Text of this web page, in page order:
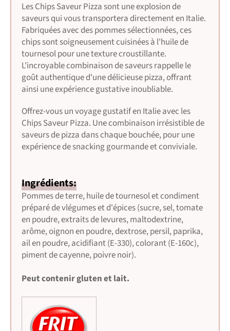
Les Chips Saveur Pizza sont une explosion de
saveurs qui vous transportera directement en Italie.
Fabriquées avec des pommes sélectionnées, ces
chips sont soigneusement cuisinées à l'huile de
tournesol pour une texture croustillante.
L'incroyable combinaison de saveurs rappelle le
goût authentique d'une délicieuse pizza, offrant
ainsi une expérience gustative inoubliable.
Offrez-vous un voyage gustatif en Italie avec les
Chips Saveur Pizza. Une combinaison irrésistible de
saveurs de pizza dans chaque bouchée, pour une
expérience de snacking gourmande et conviviale.
Ingrédients:
Pommes de terre, huile de tournesol et condiment
préparé de vlégumes et d'épices (sucre, sel, tomate
en poudre, extraits de levures, maltodextrine,
arôme, oignon en poudre, dextrose, persil, paprika,
ail en poudre, acidifiant (E-330), colorant (E-160c),
piment de cayenne, poivre noir).
Peut contenir gluten et lait.